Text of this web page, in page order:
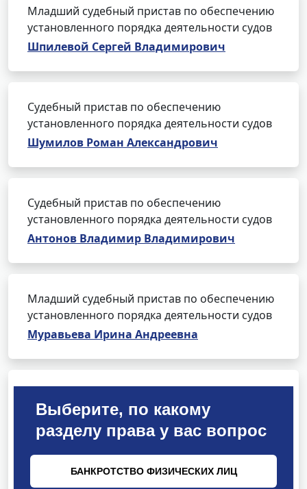
Младший судебный пристав по обеспечению
установленного порядка деятельности судов
Шпилевой Сергей Владимирович
Судебный пристав по обеспечению
установленного порядка деятельности судов
Шумилов Роман Александрович
Судебный пристав по обеспечению
установленного порядка деятельности судов
Антонов Владимир Владимирович
Младший судебный пристав по обеспечению
установленного порядка деятельности судов
Муравьева Ирина Андреевна